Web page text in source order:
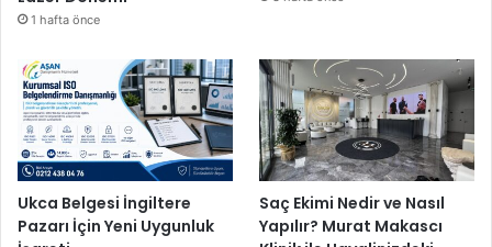
1 hafta önce
Ukca Belgesi İngiltere
Pazarı İçin Yeni Uygunluk
Saç Ekimi Nedir ve Nasıl
Yapılır? Murat Makascı